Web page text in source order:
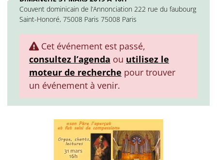
Couvent dominicain de l’Annonciation 222 rue du faubourg
Saint-Honoré, 75008 Paris 75008 Paris
Cet événement est passé,
consultez l’agenda ou utilisez le
moteur de recherche pour trouver
un événement à venir.